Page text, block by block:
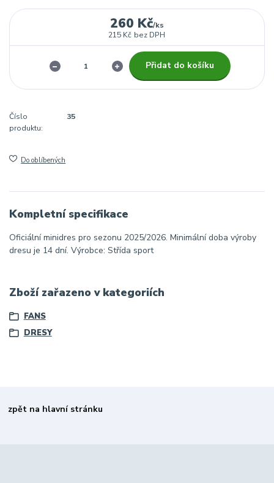
260 Kč/ks
215 Kč bez DPH
Přidat do košíku
Číslo
produktu:
35
Do oblíbených
Kompletní specifikace
Oficiální minidres pro sezonu 2025/2026. Minimální doba výroby
dresu je 14 dní. Výrobce: Střída sport
Zboží zařazeno v kategoriích
FANS
DRESY
zpět na hlavní stránku